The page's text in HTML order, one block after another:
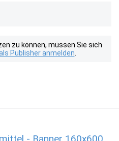
zu können, müssen Sie sich
Publisher anmelden